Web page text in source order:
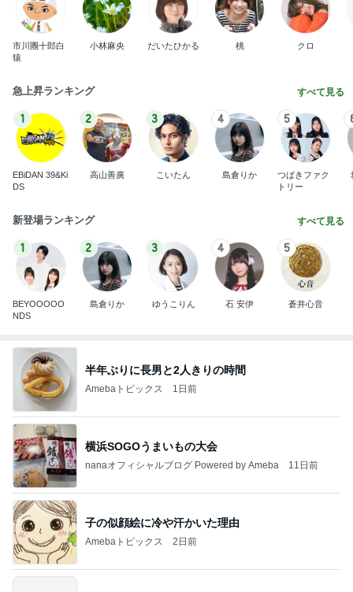
市川團十郎白
猿
小林麻央 だいたひかる 桃 クロ
急上昇ランキング すべて見る
1
EBiDAN 39&Ki
DS
2
高山善廣
3
こいたん
4
島倉りか
5
つばきファク
トリー
新登場ランキング すべて見る
1
BEYOOOOO
NDS
2
島倉りか
3
ゆうこりん
4
石 安伊
5
蒼井心音
半年ぶりに長男と2人きりの時間
Amebaトピックス 1日前
横浜SOGOうまいもの大会
nanaオフィシャルブログ Powered by Ameba 11日前
子の似顔絵に冷や汗かいた理由
Amebaトピックス 2日前